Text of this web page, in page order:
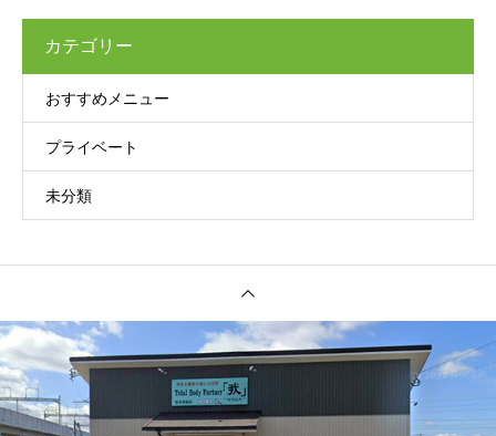
カテゴリー
おすすめメニュー
プライベート
未分類